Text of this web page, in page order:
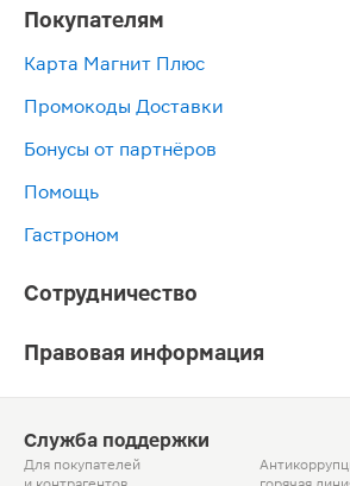
Покупателям
Карта Магнит Плюс
Промокоды Доставки
Бонусы от партнёров
Помощь
Гастроном
Сотрудничество
Правовая информация
Служба поддержки
Для покупателей